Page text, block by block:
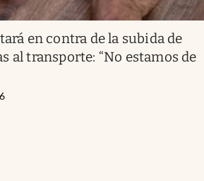
en contra de la subida de
al transporte: “No estamos de